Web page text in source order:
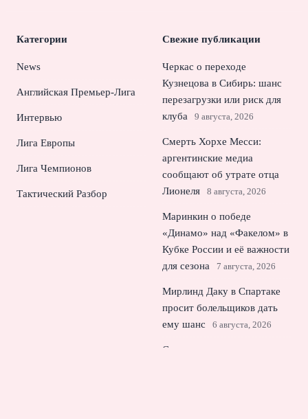
Категории
News
Английская Премьер-Лига
Интервью
Лига Европы
Лига Чемпионов
Тактический Разбор
Свежие публикации
Черкас о переходе
Кузнецова в Сибирь: шанс
перезагрузки или риск для
клуба
9 августа, 2026
Смерть Хорхе Месси:
аргентинские медиа
сообщают об утрате отца
Лионеля
8 августа, 2026
Маринкин о победе
«Динамо» над «Факелом» в
Кубке России и её важности
для сезона
7 августа, 2026
Мирлинд Даку в Спартаке
просит болельщиков дать
ему шанс
6 августа, 2026
Смородская усомнилась в